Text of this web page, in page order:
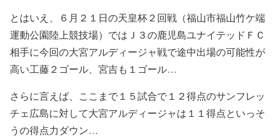
とはいえ、６月２１日の天皇杯２回戦（福山市福山竹ケ端
運動公園陸上競技場）ではＪ３の鹿児島ユナイテッドＦＣ
相手に今回の大宮アルディージャ戦で途中出場の可能性が
高い工藤２ゴール、宮吉も１ゴール…
さらに言えば、ここまで１５試合で１２得点のサンフレッ
チェ広島に対して大宮アルディージャは１１得点といっそ
うの得点力ダウン…